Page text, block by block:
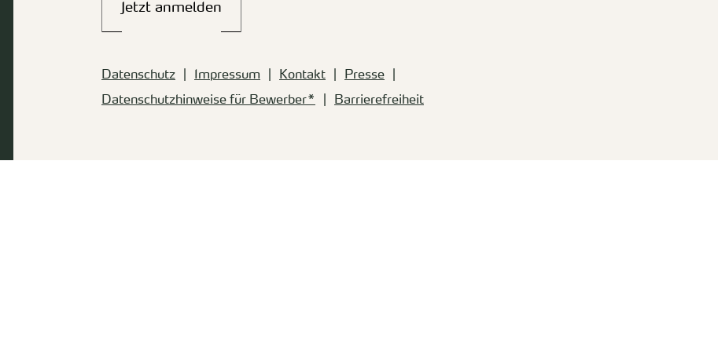
Jetzt anmelden
Datenschutz Impressum Kontakt
Presse
Datenschutzhinweise für Bewerber*
Barrierefreiheit